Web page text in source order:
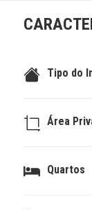
Tipo do
Área
Quartos